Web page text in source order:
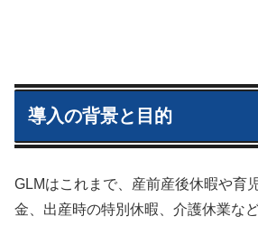
導入の背景と目的
GLMはこれまで、産前産後休暇や育
金、出産時の特別休暇、介護休業な